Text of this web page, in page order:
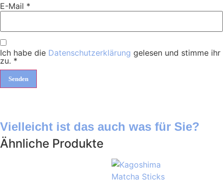
E-Mail *
Ich habe die Datenschutzerklärung gelesen und stimme ihr
zu. *
Vielleicht ist das auch was für Sie?
Ähnliche Produkte